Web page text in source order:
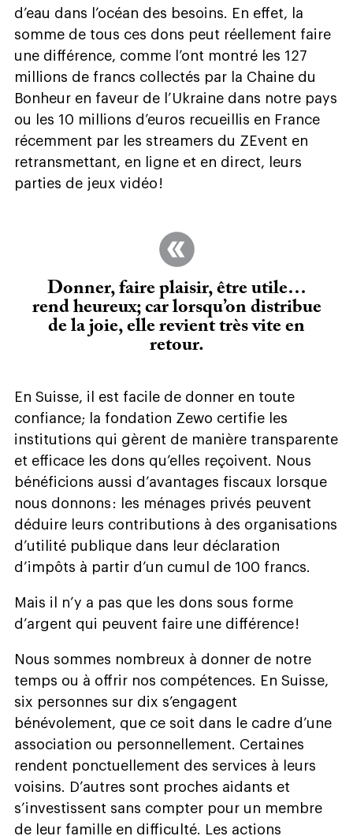
d’eau dans l’océan des besoins. En effet, la
somme de tous ces dons peut réellement faire
une différence, comme l’ont montré les 127
millions de francs collectés par la Chaine du
Bonheur en faveur de l’Ukraine dans notre pays
ou les 10 millions d’euros recueillis en France
récemment par les streamers du ZEvent en
retransmettant, en ligne et en direct, leurs
parties de jeux vidéo !
Donner, faire plaisir, être utile…
rend heureux; car lorsqu’on distribue
de la joie, elle revient très vite en
retour.
En Suisse, il est facile de donner en toute
confiance; la fondation Zewo certifie les
institutions qui gèrent de manière transparente
et efficace les dons qu’elles reçoivent. Nous
bénéficions aussi d’avantages fiscaux lorsque
nous donnons : les ménages privés peuvent
déduire leurs contributions à des organisations
d’utilité publique dans leur déclaration
d’impôts à partir d’un cumul de 100 francs.
Mais il n’y a pas que les dons sous forme
d’argent qui peuvent faire une différence !
Nous sommes nombreux à donner de notre
temps ou à offrir nos compétences. En Suisse,
six personnes sur dix s’engagent
bénévolement, que ce soit dans le cadre d’une
association ou personnellement. Certaines
rendent ponctuellement des services à leurs
voisins. D’autres sont proches aidants et
s’investissent sans compter pour un membre
de leur famille en difficulté. Les actions